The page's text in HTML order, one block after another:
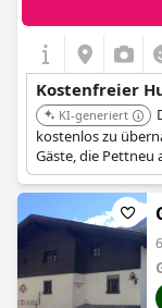
Kostenfreier
KI-generiert
kostenlos zu
Gäste, die Pettneu
da sie eine